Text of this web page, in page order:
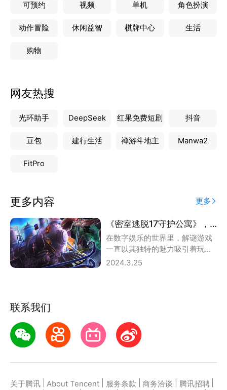
可预约 视频 单机 角色扮演
动作冒险 休闲益智 棋牌中心 生活
购物
网友热搜
光环助手 DeepSeek 红果免费短剧 抖音
豆包 建行生活 禅游斗地主 Manwa2
FitPro
更多内容 更多
《密室逃脱17守护公寓》，智力与勇气的双重考验
2024.3.25
在数字娱乐的世界里，解谜游戏
一直以其独特的魅力吸引着玩家
们的目光。而《密室逃脱17守护
联系我们
关于腾讯 About Tencent 服务条款 商务洽谈 腾讯招聘